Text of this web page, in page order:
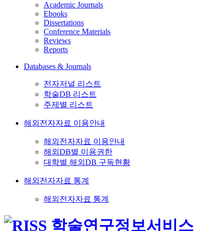
Academic Journals
Ebooks
Dissertations
Conference Materials
Reviews
Reports
Databases & Journals
전자저널 리스트
학술DB 리스트
주제별 리스트
해외전자자료 이용안내
해외전자자료 이용안내
해외DB별 이용권한
대학별 해외DB 구독현황
해외전자자료 통계
해외전자자료 통계